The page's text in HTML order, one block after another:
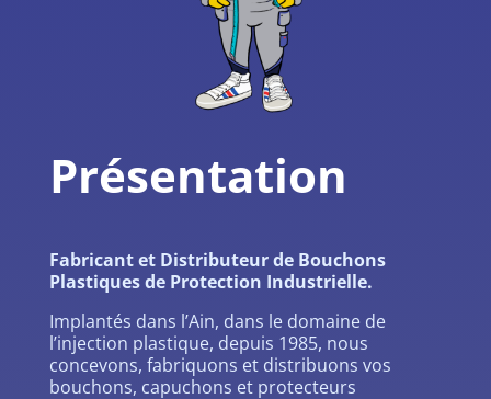
Présentation
Fabricant et Distributeur de Bouchons
Plastiques de Protection Industrielle.
Implantés dans l’Ain, dans le domaine de
l’injection plastique, depuis 1985, nous
concevons, fabriquons et distribuons vos
bouchons, capuchons et protecteurs